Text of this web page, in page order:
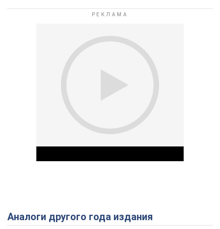
Play Video
Аналоги другого года издания